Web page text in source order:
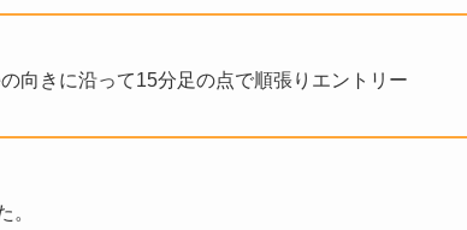
向きに沿って15分足の点で順張りエントリー
。